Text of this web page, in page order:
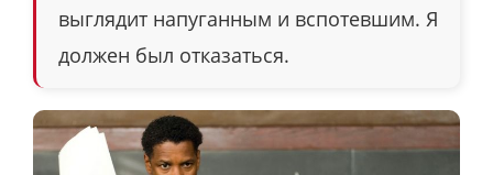
выглядит напуганным и вспотевшим. Я
должен был отказаться.